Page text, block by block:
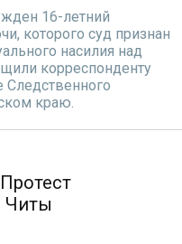
16-летний
которого суд признан
насилия над
корреспонденту
Следственного
краю.
Читы